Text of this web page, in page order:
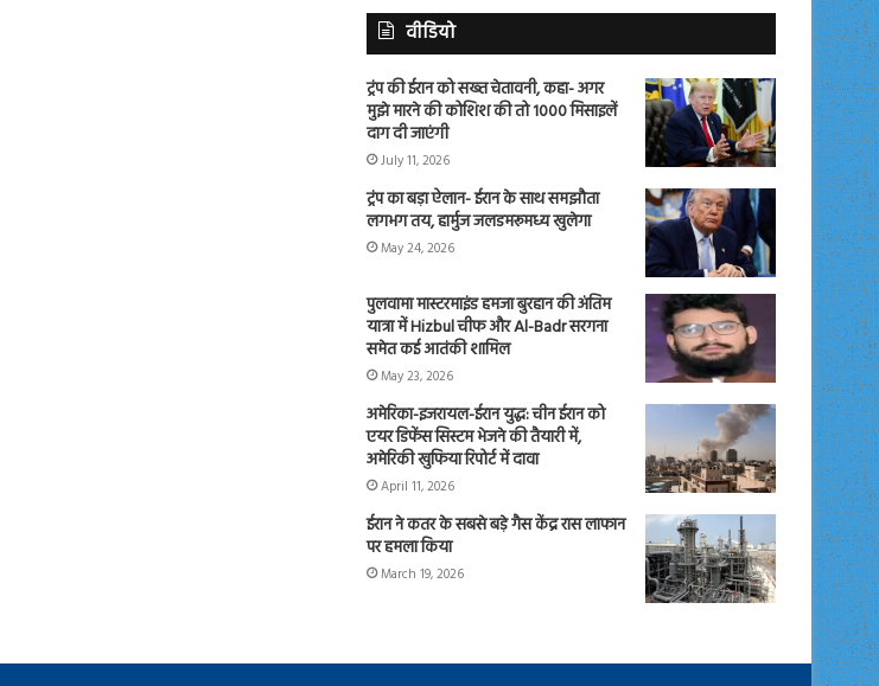
वीडियो
ट्रंप की ईरान को सख्त चेतावनी, कहा- अगर
मुझे मारने की कोशिश की तो 1000 मिसाइलें
दाग दी जाएंगी
July 11, 2026
ट्रंप का बड़ा ऐलान- ईरान के साथ समझौता
लगभग तय, हार्मुज जलडमरूमध्य खुलेगा
May 24, 2026
पुलवामा मास्टरमाइंड हमजा बुरहान की अंतिम
यात्रा में Hizbul चीफ और Al-Badr सरगना
समेत कई आतंकी शामिल
May 23, 2026
अमेरिका-इजरायल-ईरान युद्ध: चीन ईरान को
एयर डिफेंस सिस्टम भेजने की तैयारी में,
अमेरिकी खुफिया रिपोर्ट में दावा
April 11, 2026
ईरान ने कतर के सबसे बड़े गैस केंद्र रास लाफान
पर हमला किया
March 19, 2026